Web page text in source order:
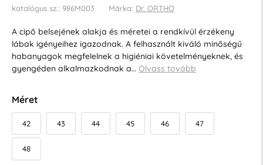
katalógus sz.: 986M003 Márka: Dr. ORTHO
A cipő belsejének alakja és méretei a rendkívül érzékeny
lábak igényeihez igazodnak. A felhasznált kiváló minőségű
habanyagok megfelelnek a higiéniai követelményeknek, és
gyengéden alkalmazkodnak a… Olvass tovább
Méret
42 43 44 45 46 47
48